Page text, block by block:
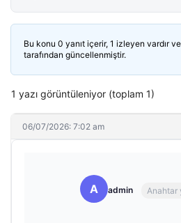
Bu konu 0 yanıt içerir, 1 izleyen vardır
tarafından güncellenmiştir.
1 yazı görüntüleniyor (toplam 1)
06/07/2026: 7:02 am
A admin Anahtar